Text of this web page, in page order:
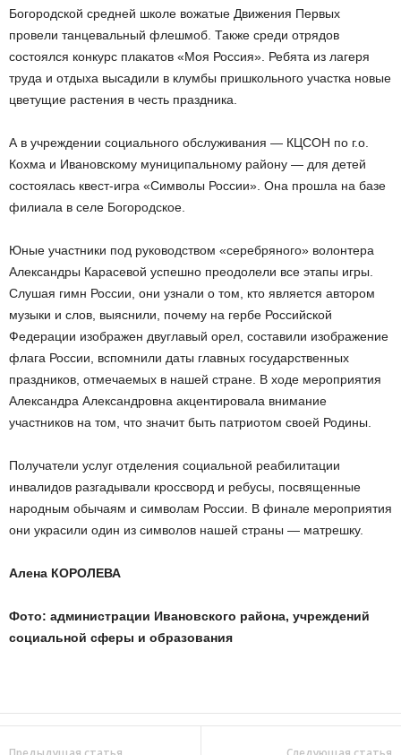
Богородской средней школе вожатые Движения Первых
провели танцевальный флешмоб. Также среди отрядов
состоялся конкурс плакатов «Моя Россия». Ребята из лагеря
труда и отдыха высадили в клумбы пришкольного участка новые
цветущие растения в честь праздника.
А в учреждении социального обслуживания — КЦСОН по г.о.
Кохма и Ивановскому муниципальному району — для детей
состоялась квест-игра «Символы России». Она прошла на базе
филиала в селе Богородское.
Юные участники под руководством «серебряного» волонтера
Александры Карасевой успешно преодолели все этапы игры.
Слушая гимн России, они узнали о том, кто является автором
музыки и слов, выяснили, почему на гербе Российской
Федерации изображен двуглавый орел, составили изображение
флага России, вспомнили даты главных государственных
праздников, отмечаемых в нашей стране. В ходе мероприятия
Александра Александровна акцентировала внимание
участников на том, что значит быть патриотом своей Родины.
Получатели услуг отделения социальной реабилитации
инвалидов разгадывали кроссворд и ребусы, посвященные
народным обычаям и символам России. В финале мероприятия
они украсили один из символов нашей страны — матрешку.
Алена КОРОЛЕВА
Фото: администрации Ивановского района, учреждений
социальной сферы и образования